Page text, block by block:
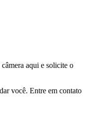
aqui e solicite o
você. Entre em contato